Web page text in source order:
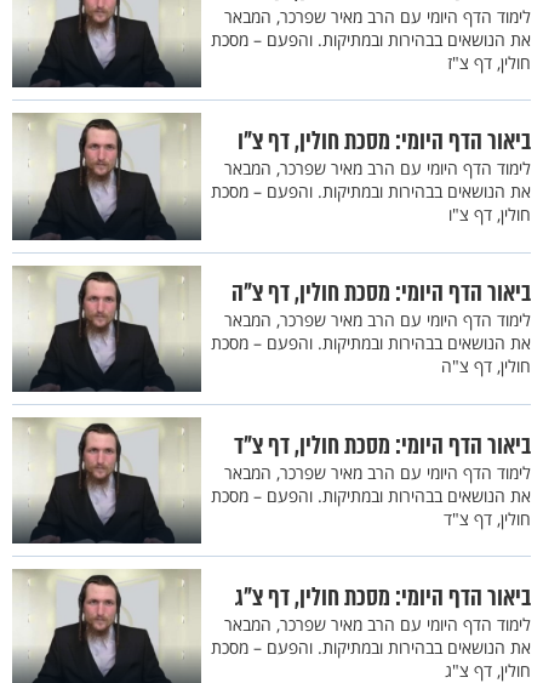
לימוד הדף היומי עם הרב מאיר שפרכר, המבאר
את הנושאים בבהירות ובמתיקות. והפעם – מסכת
חולין, דף צ"ז
ביאור הדף היומי: מסכת חולין, דף צ"ו
לימוד הדף היומי עם הרב מאיר שפרכר, המבאר
את הנושאים בבהירות ובמתיקות. והפעם – מסכת
חולין, דף צ"ו
ביאור הדף היומי: מסכת חולין, דף צ"ה
לימוד הדף היומי עם הרב מאיר שפרכר, המבאר
את הנושאים בבהירות ובמתיקות. והפעם – מסכת
חולין, דף צ"ה
ביאור הדף היומי: מסכת חולין, דף צ"ד
לימוד הדף היומי עם הרב מאיר שפרכר, המבאר
את הנושאים בבהירות ובמתיקות. והפעם – מסכת
חולין, דף צ"ד
ביאור הדף היומי: מסכת חולין, דף צ"ג
לימוד הדף היומי עם הרב מאיר שפרכר, המבאר
את הנושאים בבהירות ובמתיקות. והפעם – מסכת
חולין, דף צ"ג